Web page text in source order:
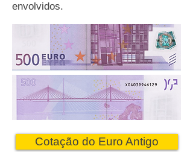
envolvidos.
Cotação do Euro Antigo